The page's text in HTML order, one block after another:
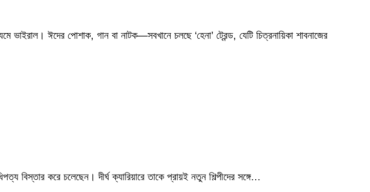
ভাইরাল। ঈদের পোশাক, গান বা নাটক—সবখানে চলছে ‘হেনা’ ট্রেন্ড, যেটি চিত্রনায়িকা শাবনাজের
বিস্তার করে চলেছেন। দীর্ঘ ক্যারিয়ারে তাকে প্রায়ই নতুন শিল্পীদের সঙ্গে…